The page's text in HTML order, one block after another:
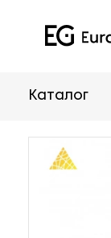
Каталог